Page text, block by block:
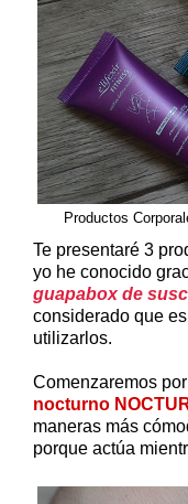
Productos
Te presentaré 3
yo he conocido
guapabox de
considerado que
utilizarlos.
Comenzaremos por
nocturno
maneras más
porque actúa